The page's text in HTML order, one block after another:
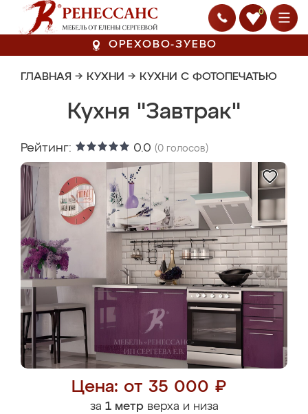
0
ОРЕХОВО-ЗУЕВО
ГЛАВНАЯ → КУХНИ → КУХНИ С ФОТОПЕЧАТЬЮ
Кухня "Завтрак"
Рейтинг: 0.0 (0 голосов)
Цена: от 35 000 ₽
за 1 метрверха и низа